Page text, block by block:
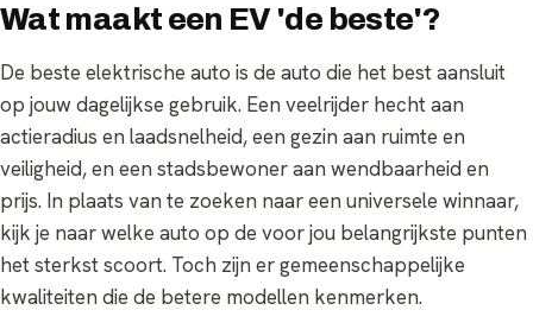
Wat maakt een EV 'de beste'?
De beste elektrische auto is de auto die het best aansluit
op jouw dagelijkse gebruik. Een veelrijder hecht aan
actieradius en laadsnelheid, een gezin aan ruimte en
veiligheid, en een stadsbewoner aan wendbaarheid en
prijs. In plaats van te zoeken naar een universele winnaar,
kijk je naar welke auto op de voor jou belangrijkste punten
het sterkst scoort. Toch zijn er gemeenschappelijke
kwaliteiten die de betere modellen kenmerken.